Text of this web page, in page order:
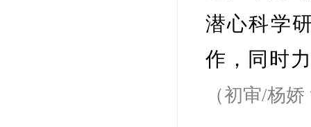
潜心科学
作，同时
（初审/杨